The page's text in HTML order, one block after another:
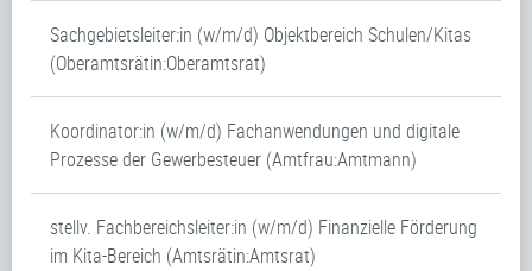
Sachgebietsleiter:in (w/m/d) Objektbereich Schulen/Kitas
(Oberamtsrätin:Oberamtsrat)
Koordinator:in (w/m/d) Fachanwendungen und digitale
Prozesse der Gewerbesteuer (Amtfrau:Amtmann)
stellv. Fachbereichsleiter:in (w/m/d) Finanzielle Förderung
im Kita-Bereich (Amtsrätin:Amtsrat)